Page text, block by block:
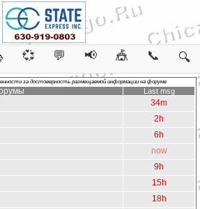
💞 💬 📢 🎪 📞 🔍
за достоверность размещаемой информации на форуме
Last msg
34m
2h
6h
now
9h
15h
18h